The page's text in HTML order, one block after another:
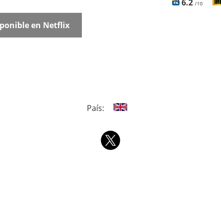
6.2 /10
en Netflix
País: